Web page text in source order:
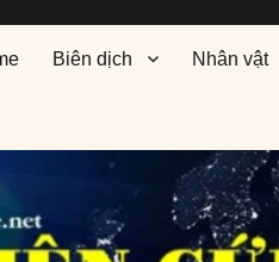
Biên dịch Nhân vật